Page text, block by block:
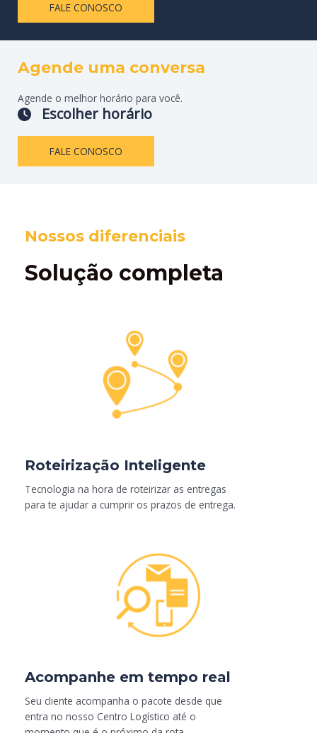
FALE CONOSCO
Agende uma conversa
Agende o melhor horário para você.
Escolher horário
FALE CONOSCO
Nossos diferenciais
Solução completa
Roteirização Inteligente
Tecnologia na hora de roteirizar as entregas
para te ajudar a cumprir os prazos de entrega.
Acompanhe em tempo real
Seu cliente acompanha o pacote desde que
entra no nosso Centro Logístico até o